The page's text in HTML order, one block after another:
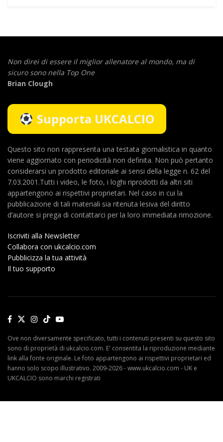
Non direi di essere il miglior allenatore al mondo, ma di
sicuro sono nella Top One
Brian Clough
Supporta UKCALCIO
Questo sito non rappresenta una testata giornalistica in quanto
viene aggiornato con periodicità non definita. Non può pertanto
considerarsi un prodotto editoriale ai sensi della legge n. 62 del
7.03.2001.Tutti i video, le foto, i loghi riprodotti da altri siti
appartengono ai rispettivi proprietari. Nel caso in cui la
pubblicazione di tali materiali sia ritenuta lesiva del diritto
d’autore si prega di contattarci per la loro immediata rimozione.
Iscriviti alla Newsletter
Collabora con ukcalcio.com
Pubblicizza la tua attività
Il tuo supporto
Ove non diversamente specificato, tutti i contenuti presenti su questo sito
sono di proprietà di ukcalcio.com. E' consentita la riproduzione mediante
link alla fonte originale. Le foto appartengono ai rispettivi proprietari ed
hanno solo scopo illustrativo. 2009-2026 - www.ukcalcio.com - UK e
UKCALCIO sono marchi registrati